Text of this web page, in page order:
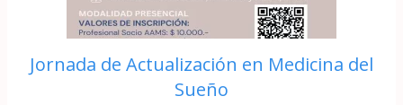
Jornada de Actualización en Medicina del
Sueño